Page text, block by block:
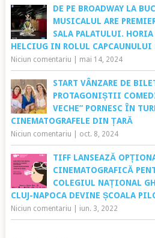
DE PE BROADWAY LA
MUSICALUL ARE
SALA PALATULUI.
HELCIUG IN ROLUL CAPCAUNULUI
Niciun comentariu mai 14, 2024
START VÂNZARE DE
PROTAGONIȘTII
VECHE” PORNESC ÎN
CINEMATOGRAFELE DIN ȚARĂ
Niciun comentariu oct. 8, 2024
TIFF LANSEAZĂ
CINEMATOGRAFICĂ
COLEGIUL NAȚIONAL
CLUJ-NAPOCA DEVINE ȘCOALA
Niciun comentariu iun. 3, 2022